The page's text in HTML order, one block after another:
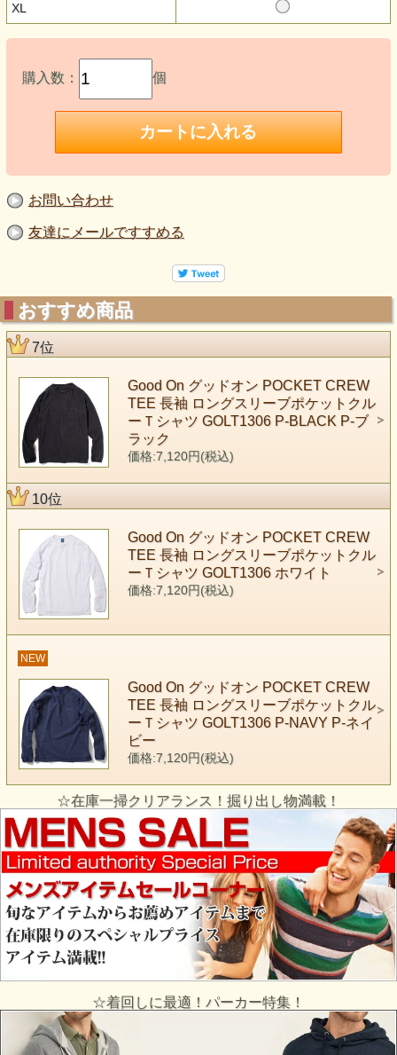
XL
購入数： 個
お問い合わせ
友達にメールですすめる
おすすめ商品
7位
Good On グッドオン POCKET CREW
TEE 長袖 ロングスリーブポケットクル
ーＴシャツ GOLT1306 P-BLACK P-ブ
ラック
価格:7,120円(税込)
10位
Good On グッドオン POCKET CREW
TEE 長袖 ロングスリーブポケットクル
ーＴシャツ GOLT1306 ホワイト
価格:7,120円(税込)
NEW
Good On グッドオン POCKET CREW
TEE 長袖 ロングスリーブポケットクル
ーＴシャツ GOLT1306 P-NAVY P-ネイ
ビー
価格:7,120円(税込)
☆在庫一掃クリアランス！掘り出し物満載！
☆着回しに最適！パーカー特集！